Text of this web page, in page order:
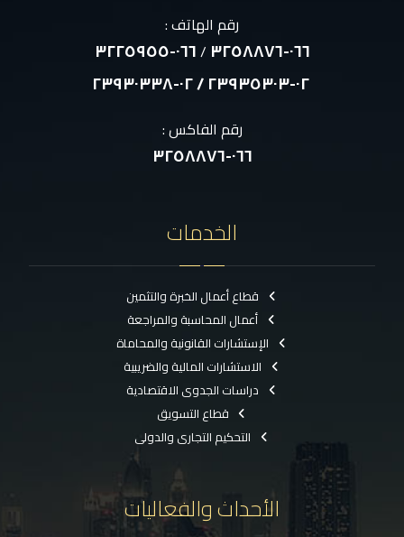
رقم الهاتف :
٠٦٦-٣٢٥٨٨٧٦ /٠٦٦-٣٢٢٥٩٥٥
٠٢-٢٣٩٣٥٣٠٣ / ٠٢-٢٣٩٣٠٣٣٨
رقم الفاكس :
٠٦٦-٣٢٥٨٨٧٦
الخدمات
قطاع أعمال الخبرة والتثمين
أعمال المحاسبة والمراجعة
الإستشارات القانونية والمحاماة
الاستشارات المالية والضريبية
دراسات الجدوى الاقتصادية
قطاع التسويق
التحكيم التجارى والدولى
الأحداث والفعاليات